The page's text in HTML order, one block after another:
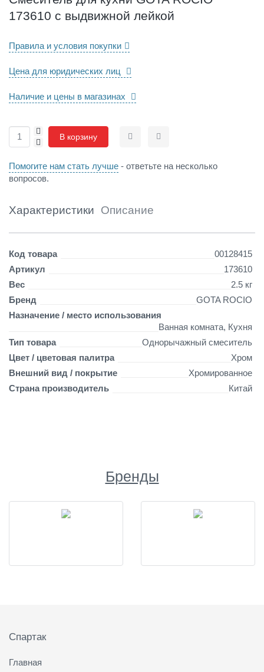
н
и
O
T
R
C
O
7
6
1
с
ы
в
и
н
о
й
й
к
о
й
173610 с выдвижной лейкой
Наличие и цены в магазинах
Правила и условия покупки
Цена для юридических лиц
-
+
В корзину СравнитьОтложить
Помогите нам стать лучше - ответьте на несколько
вопросов.
Характеристики Описание
Детали
Код товара
00128415
Артикул
173610
Вес
2.5 кг
Бренд
GOTA ROCIO
Назначение / место использования
Ванная комната, Кухня
Тип товара
Однорычажный смеситель
Цвет / цветовая палитра
Хром
Внешний вид / покрытие
Хромированное
Страна производитель
Китай
Бренды
Спартак
Главная